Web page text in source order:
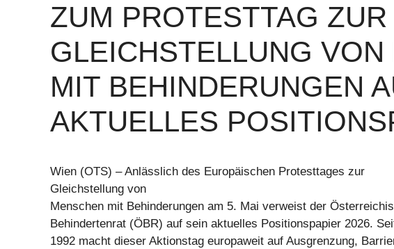
ZUM PROTESTTAG ZUR
GLEICHSTELLUNG VON
MIT BEHINDERUNGEN
AKTUELLES
Wien (OTS) – Anlässlich des Europäischen Protesttages zur
Gleichstellung von
Menschen mit Behinderungen am 5. Mai verweist der
Behindertenrat (ÖBR) auf sein aktuelles Positionspapier 2026.
1992 macht dieser Aktionstag europaweit auf Ausgrenzung,